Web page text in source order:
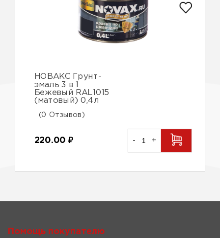
НОВАКС Грунт-
эмаль 3 в 1
Бежевый RAL1015
(матовый) 0,4л
(0 Отзывов)
220.00 ₽ - +
Помощь покупателю